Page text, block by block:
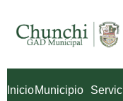
contenido
InicioMunicipio
por: